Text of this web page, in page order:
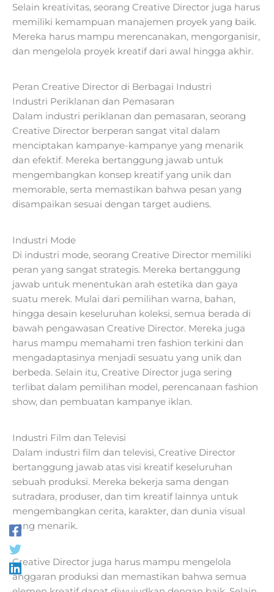
Selain kreativitas, seorang Creative Director juga harus
memiliki kemampuan manajemen proyek yang baik.
Mereka harus mampu merencanakan, mengorganisir,
dan mengelola proyek kreatif dari awal hingga akhir.
Peran Creative Director di Berbagai Industri
Industri Periklanan dan Pemasaran
Dalam industri periklanan dan pemasaran, seorang
Creative Director berperan sangat vital dalam
menciptakan kampanye-kampanye yang menarik
dan efektif. Mereka bertanggung jawab untuk
mengembangkan konsep kreatif yang unik dan
memorable, serta memastikan bahwa pesan yang
disampaikan sesuai dengan target audiens.
Industri Mode
Di industri mode, seorang Creative Director memiliki
peran yang sangat strategis. Mereka bertanggung
jawab untuk menentukan arah estetika dan gaya
suatu merek. Mulai dari pemilihan warna, bahan,
hingga desain keseluruhan koleksi, semua berada di
bawah pengawasan Creative Director. Mereka juga
harus mampu memahami tren fashion terkini dan
mengadaptasinya menjadi sesuatu yang unik dan
berbeda. Selain itu, Creative Director juga sering
terlibat dalam pemilihan model, perencanaan fashion
show, dan pembuatan kampanye iklan.
Industri Film dan Televisi
Dalam industri film dan televisi, Creative Director
bertanggung jawab atas visi kreatif keseluruhan
sebuah produksi. Mereka bekerja sama dengan
sutradara, produser, dan tim kreatif lainnya untuk
mengembangkan cerita, karakter, dan dunia visual
yang menarik.
Creative Director juga harus mampu mengelola
anggaran produksi dan memastikan bahwa semua